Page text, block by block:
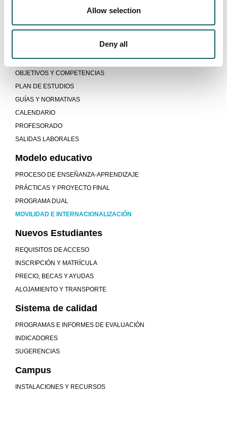
Allow selection
Deny all
INTERNACIONALIZACIÓN DE
BUSINESS (MBA)
Programa
OBJETIVOS Y COMPETENCIAS
PLAN DE ESTUDIOS
GUÍAS Y NORMATIVAS
CALENDARIO
PROFESORADO
SALIDAS LABORALES
Modelo educativo
PROCESO DE ENSEÑANZA-APRENDIZAJE
PRÁCTICAS Y PROYECTO FINAL
PROGRAMA DUAL
MOVILIDAD E INTERNACIONALIZACIÓN
Nuevos Estudiantes
REQUISITOS DE ACCESO
INSCRIPCIÓN Y MATRÍCULA
PRECIO, BECAS Y AYUDAS
ALOJAMIENTO Y TRANSPORTE
Sistema de calidad
PROGRAMAS E INFORMES DE EVALUACIÓN
INDICADORES
SUGERENCIAS
Campus
INSTALACIONES Y RECURSOS